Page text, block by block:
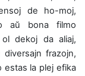
de ho-moj,
aŭ bona filmo
dekoj da aliaj,
frazojn,
estas la plej efika